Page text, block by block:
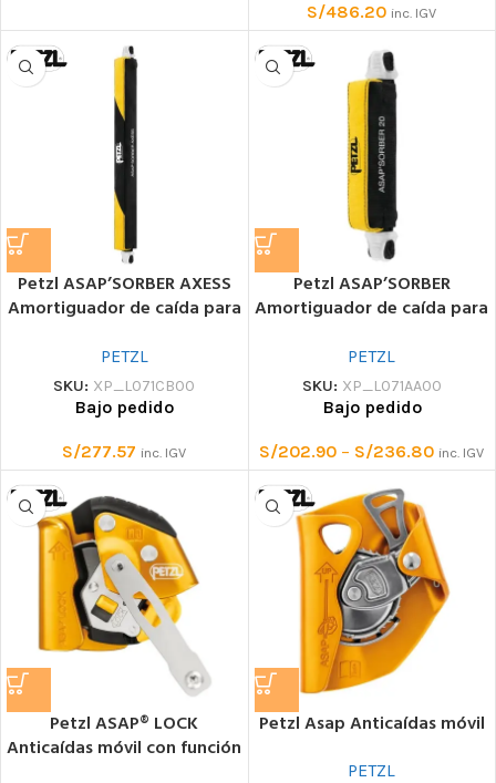
S/486.20 inc. IGV
Petzl ASAP’SORBER AXESS
Amortiguador de caída para
de hasta 250 kg
PETZL
SKU: XP_L071CB00
Bajo pedido
S/277.57 inc. IGV
Petzl ASAP’SORBER
Amortiguador de caída para
LOCK
PETZL
SKU: XP_L071AA00
Bajo pedido
S/202.90 – S/236.80 inc. IGV
Petzl ASAP® LOCK
Anticaídas móvil con función
Petzl Asap Anticaídas móvil
PETZL